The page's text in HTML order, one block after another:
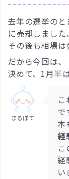
去年の選挙の
に売却しました。
その後も相場は
だから今回は、
決めて、1月半
まるぽて
で
本
経
こ
経
い